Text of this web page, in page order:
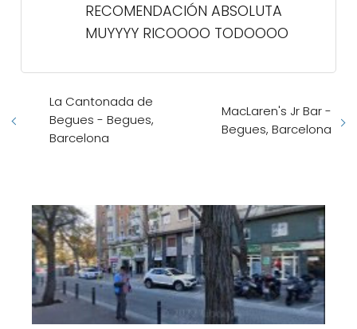
RECOMENDACIÓN ABSOLUTA
MUYYYY RICOOOO TODOOOO
La Cantonada de
Begues - Begues,
Barcelona
MacLaren's Jr Bar -
Begues, Barcelona